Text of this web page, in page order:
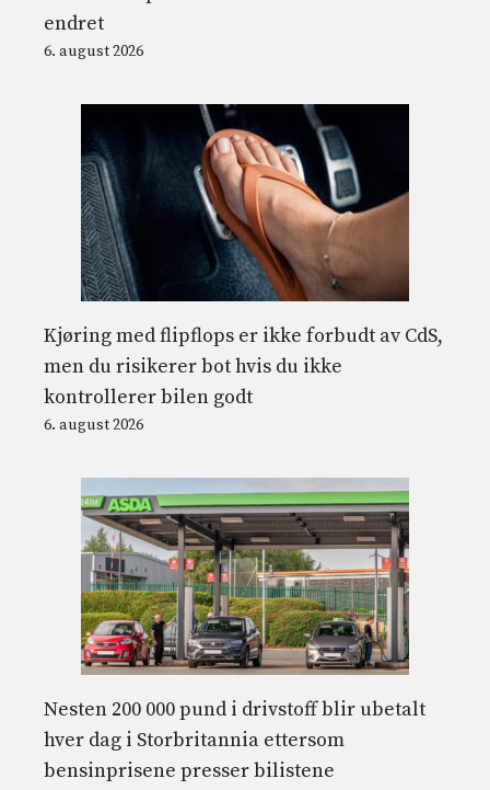
endret
6. august 2026
Kjøring med flipflops er ikke forbudt av CdS,
men du risikerer bot hvis du ikke
kontrollerer bilen godt
6. august 2026
Nesten 200 000 pund i drivstoff blir ubetalt
hver dag i Storbritannia ettersom
bensinprisene presser bilistene